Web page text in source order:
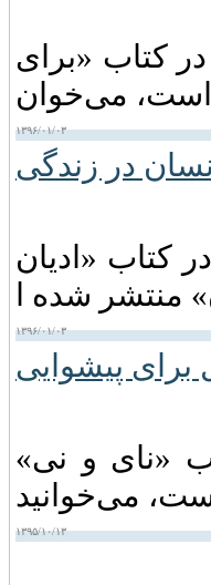
کتاب «برای
۱۳۹۶/۰۱/۰۳
در زندگی
کتاب «ادیان
۱۳۹۶/۰۱/۰۳
«نای و نی»
۱۳۹۵/۱۰/۱۳